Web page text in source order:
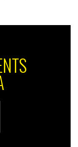
Élysées
en célébrant
de plaisir